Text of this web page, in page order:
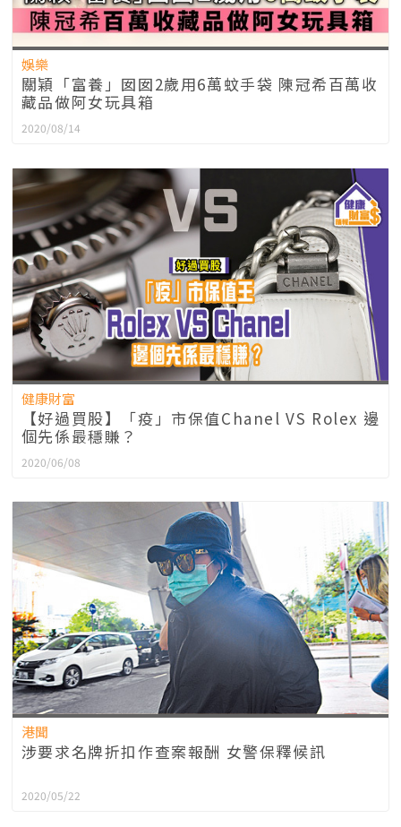
娛樂
關穎「富養」囡囡2歲用6萬蚊手袋 陳冠希百萬收
藏品做阿女玩具箱
2020/08/14
健康財富
【好過買股】「疫」市保值Chanel VS Rolex 邊
個先係最穩賺？
2020/06/08
港聞
涉要求名牌折扣作查案報酬 女警保釋候訊
2020/05/22